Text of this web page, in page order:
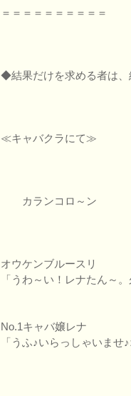
＝＝＝＝＝＝＝＝＝＝
◆結果だけを求める者は、
≪キャバクラにて≫
カランコロ～ン
オウケンブルースリ
「うわ～い！レナたん～
No.1キャバ嬢レナ
「うふ♪いらっしゃいませ